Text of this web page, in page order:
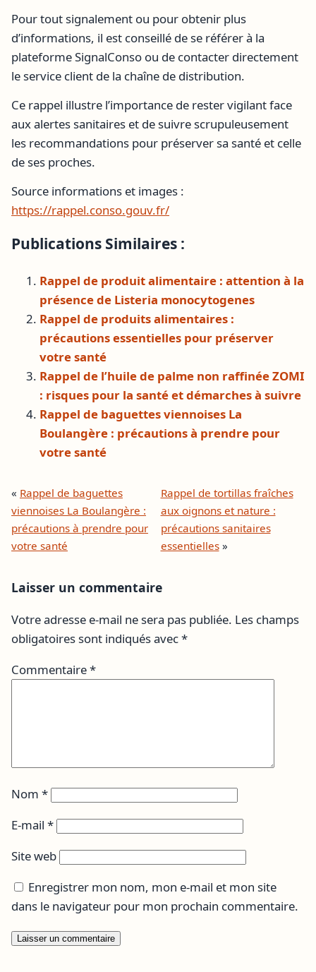
Pour tout signalement ou pour obtenir plus
d’informations, il est conseillé de se référer à la
plateforme SignalConso ou de contacter directement
le service client de la chaîne de distribution.
Ce rappel illustre l’importance de rester vigilant face
aux alertes sanitaires et de suivre scrupuleusement
les recommandations pour préserver sa santé et celle
de ses proches.
Source informations et images :
https://rappel.conso.gouv.fr/
Publications Similaires :
Rappel de produit alimentaire : attention à la
présence de Listeria monocytogenes
Rappel de produits alimentaires :
précautions essentielles pour préserver
votre santé
Rappel de l’huile de palme non raffinée ZOMI
: risques pour la santé et démarches à suivre
Rappel de baguettes viennoises La
Boulangère : précautions à prendre pour
votre santé
« Rappel de baguettes
viennoises La Boulangère :
précautions à prendre pour
votre santé
Rappel de tortillas fraîches
aux oignons et nature :
précautions sanitaires
essentielles»
Laisser un commentaire
Votre adresse e-mail ne sera pas publiée. Les champs
obligatoires sont indiqués avec*
Commentaire*
Nom *
E-mail *
Site web
Enregistrer mon nom, mon e-mail et mon site
dans le navigateur pour mon prochain commentaire.